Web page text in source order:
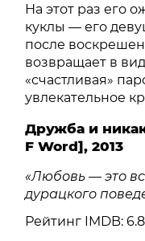
На этот раз его
куклы — его
после
возвращает в
«счастливая»
увлекательное
Дружба и
F Word], 2013
«Любовь — это
дурацкого
Рейтинг IMDB: 6.8